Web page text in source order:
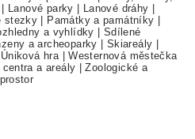
Lanové parky Lanové dráhy
stezky Památky a památníky
a vyhlídky
Sdílené
a archeoparky Skiareály
Úniková hra |Westernová městečka
a areály |Zoologické a